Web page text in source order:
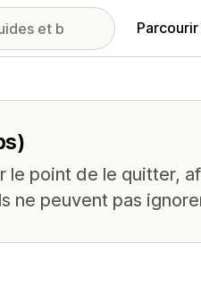
le point de le quitter,
ne peuvent pas